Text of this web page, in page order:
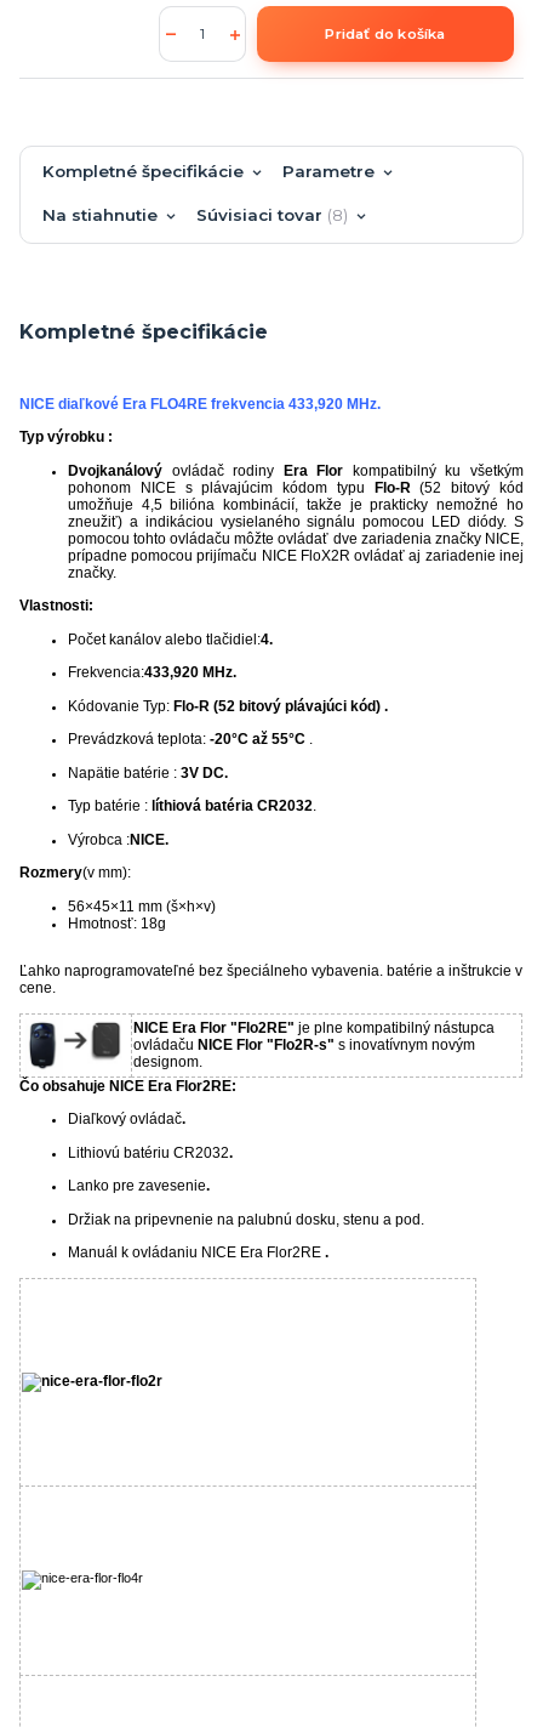
Pridať do košíka
Kompletné špecifikácie Parametre
Na stiahnutie Súvisiaci tovar 8
Kompletné špecifikácie
NICE diaľkové Era FLO4RE frekvencia 433,920 MHz.
Typ výrobku :
Dvojkanálový ovládač rodiny Era Flor kompatibilný ku všetkým
pohonom NICE s plávajúcim kódom typu Flo-R(52 bitový kód
umožňuje 4,5 bilióna kombinácií, takže je prakticky nemožné ho
zneužiť) a indikáciou vysielaného signálu pomocou LED diódy. S
pomocou tohto ovládaču môžte ovládať dve zariadenia značky NICE,
prípadne pomocou prijímaču NICE FloX2R ovládať aj zariadenie inej
značky.
Vlastnosti:
Počet kanálov alebo tlačidiel:4.
Frekvencia:433,920 MHz.
Kódovanie Typ: Flo-R (52 bitový plávajúci kód) .
Prevádzková teplota: -20°C až 55°C .
Napätie batérie : 3V DC.
Typ batérie : líthiová batéria CR2032.
Výrobca :NICE.
Rozmery(v mm):
56×45×11 mm (š×h×v)
Hmotnosť: 18g
Ľahko naprogramovateľné bez špeciálneho vybavenia. batérie a inštrukcie v
cene.
NICE Era Flor "Flo2RE" je plne kompatibilný nástupca
ovládaču NICE Flor "Flo2R-s" s inovatívnym novým
designom.
Čo obsahuje NICE Era Flor2RE:
Diaľkový ovládač.
Lithiovú batériu CR2032.
Lanko pre zavesenie.
Držiak na pripevnenie na palubnú dosku, stenu a pod.
Manuál k ovládaniu NICE Era Flor2RE .